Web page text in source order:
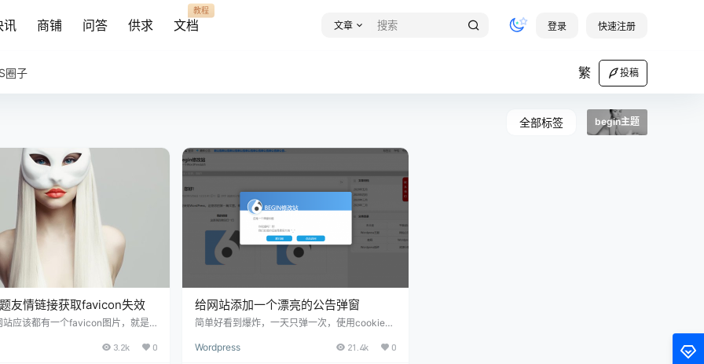
讯 商铺 问答 供求 文档
教程
文章 登录 快速注册
圈子 繁 投稿
全部标签 begin主题
友情链接获取favicon失效
站应该都有一个favicon图片，就是
到收藏时都会显示。对于WEB设计或
3.2k 0
给网站添加一个漂亮的公告弹窗
简单好看到爆炸，一天只弹一次，使用cookie记
说弹窗公告把网页的css资源引入到站点，再把B
Wordpress 21.4k 0